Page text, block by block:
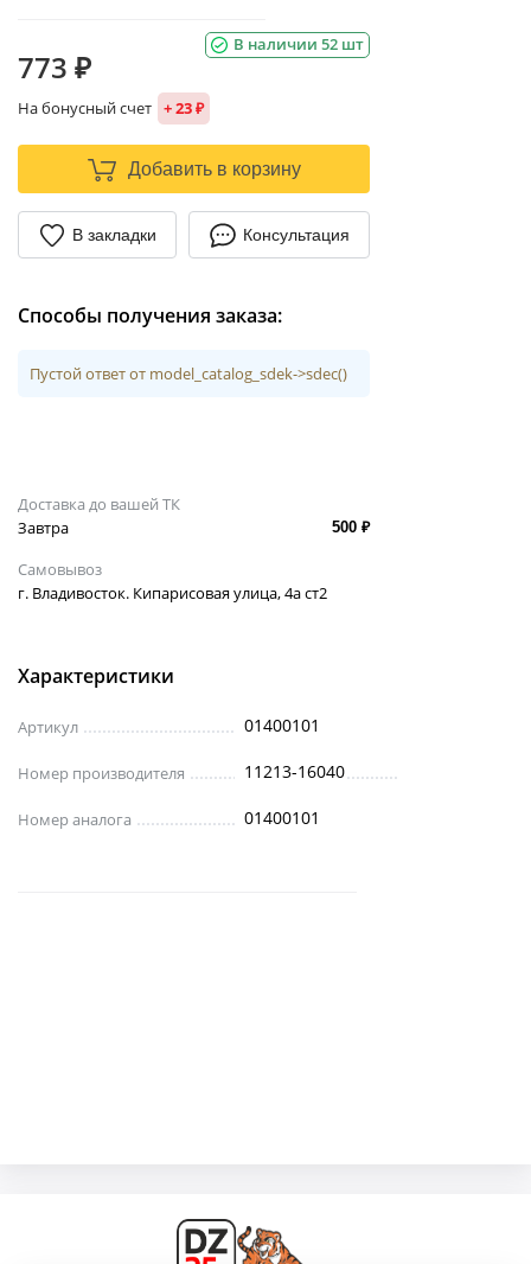
В наличии 52 шт
773 ₽
На бонусный счет + 23 ₽
Добавить в корзину
В закладки Консультация
Способы получения заказа:
Пустой ответ от model_catalog_sdek->sdec()
Доставка до вашей ТК
Завтра
500 ₽
Самовывоз
г. Владивосток. Кипарисовая улица, 4а ст2
Характеристики
Артикул 01400101
Номер производителя 11213-16040
Номер аналога 01400101